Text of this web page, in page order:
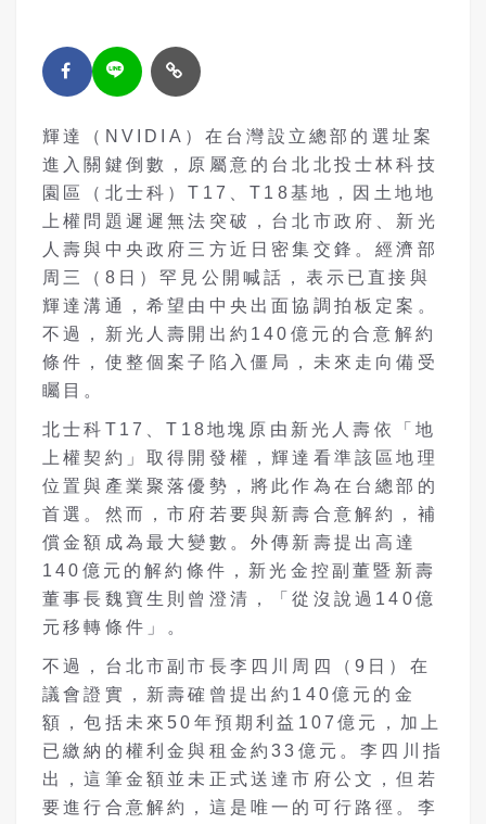
輝達（NVIDIA）在台灣設立總部的選址案
進入關鍵倒數，原屬意的台北北投士林科技
園區（北士科）T17、T18基地，因土地地
上權問題遲遲無法突破，台北市政府、新光
人壽與中央政府三方近日密集交鋒。經濟部
周三（8日）罕見公開喊話，表示已直接與
輝達溝通，希望由中央出面協調拍板定案。
不過，新光人壽開出約140億元的合意解約
條件，使整個案子陷入僵局，未來走向備受
矚目。
北士科T17、T18地塊原由新光人壽依「地
上權契約」取得開發權，輝達看準該區地理
位置與產業聚落優勢，將此作為在台總部的
首選。然而，市府若要與新壽合意解約，補
償金額成為最大變數。外傳新壽提出高達
140億元的解約條件，新光金控副董暨新壽
董事長魏寶生則曾澄清，「從沒說過140億
元移轉條件」。
不過，台北市副市長李四川周四（9日）在
議會證實，新壽確曾提出約140億元的金
額，包括未來50年預期利益107億元，加上
已繳納的權利金與租金約33億元。李四川指
出，這筆金額並未正式送達市府公文，但若
要進行合意解約，這是唯一的可行路徑。李